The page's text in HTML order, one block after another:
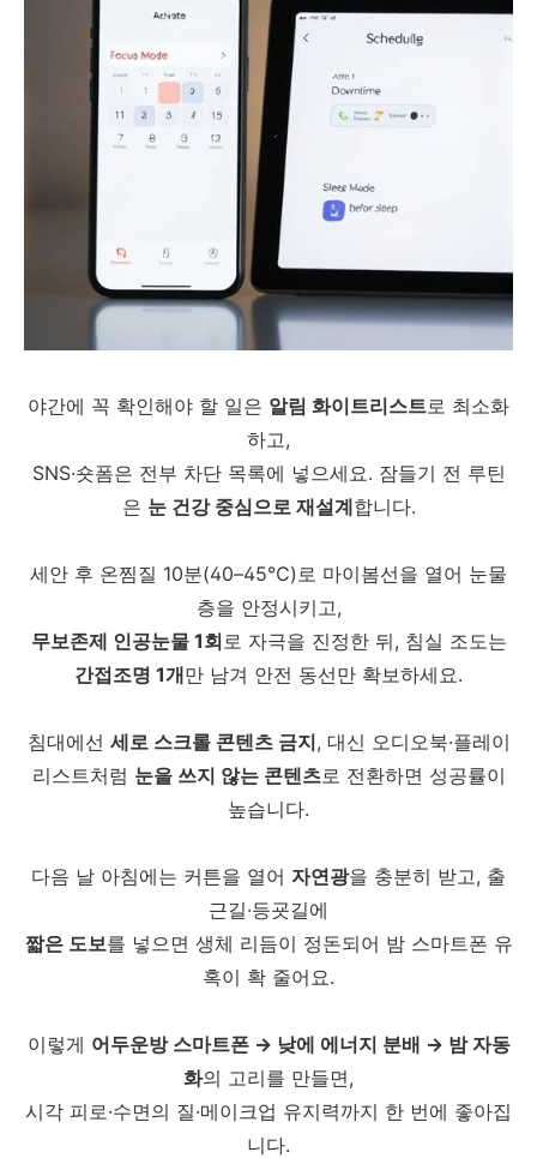
야간에 꼭 확인해야 할 일은 알림 화이트리스트로 최소화
하고,
SNS·숏폼은 전부 차단 목록에 넣으세요. 잠들기 전 루틴
은 눈 건강 중심으로 재설계합니다.
세안 후 온찜질 10분(40–45℃)로 마이봄선을 열어 눈물
층을 안정시키고,
무보존제 인공눈물 1회로 자극을 진정한 뒤, 침실 조도는
간접조명 1개만 남겨 안전 동선만 확보하세요.
침대에선 세로 스크롤 콘텐츠 금지, 대신 오디오북·플레이
리스트처럼 눈을 쓰지 않는 콘텐츠로 전환하면 성공률이
높습니다.
다음 날 아침에는 커튼을 열어 자연광을 충분히 받고, 출
근길·등굣길에
짧은 도보를 넣으면 생체 리듬이 정돈되어 밤 스마트폰 유
혹이 확 줄어요.
이렇게 어두운방 스마트폰 → 낮에 에너지 분배 → 밤 자동
화의 고리를 만들면,
시각 피로·수면의 질·메이크업 유지력까지 한 번에 좋아집
니다.